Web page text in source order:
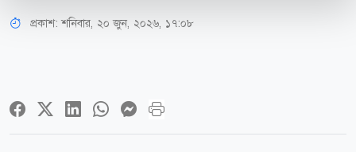
প্রকাশ:শনিবার, ২০ জুন, ২০২৬, ১৭:০৮